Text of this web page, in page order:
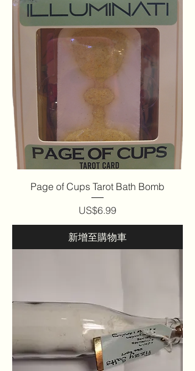
Page of Cups Tarot Bath Bomb
價格
US$6.99
新增至購物車